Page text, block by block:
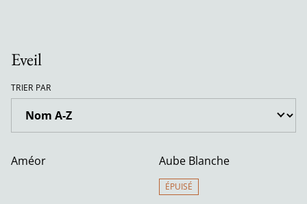
Eveil
TRIER PAR
Améor Aube Blanche
ÉPUISÉ